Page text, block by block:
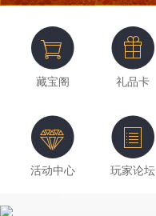
藏宝阁 礼品卡
活动中心 玩家论坛